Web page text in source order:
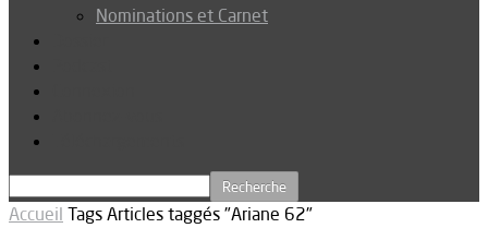
Nominations et Carnet
Accueil Tags Articles taggés "Ariane 62"